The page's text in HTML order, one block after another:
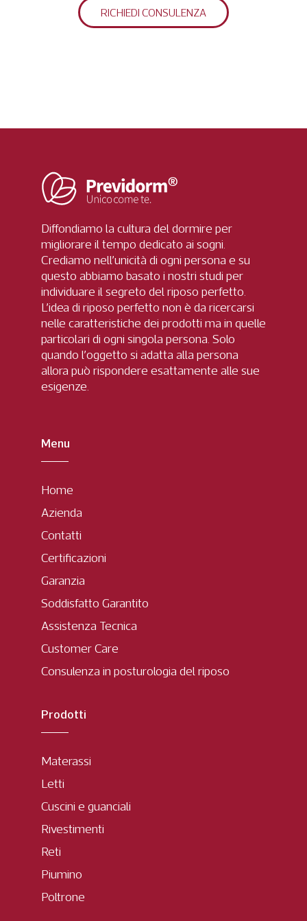
RICHIEDI CONSULENZA
Diffondiamo la cultura del dormire per
migliorare il tempo dedicato ai sogni.
Crediamo nell’unicità di ogni persona e su
questo abbiamo basato i nostri studi per
individuare il segreto del riposo perfetto.
L’idea di riposo perfetto non è da ricercarsi
nelle caratteristiche dei prodotti ma in quelle
particolari di ogni singola persona. Solo
quando l’oggetto si adatta alla persona
allora può rispondere esattamente alle sue
esigenze.
Menu
Home
Azienda
Contatti
Certificazioni
Garanzia
Soddisfatto Garantito
Assistenza Tecnica
Customer Care
Consulenza in posturologia del riposo
Prodotti
Materassi
Letti
Cuscini e guanciali
Rivestimenti
Reti
Piumino
Poltrone